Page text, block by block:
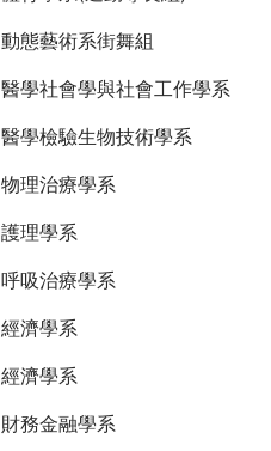
動態藝術系街舞組
醫學社會學與社會工作學系
醫學檢驗生物技術學系
物理治療學系
護理學系
呼吸治療學系
經濟學系
經濟學系
財務金融學系